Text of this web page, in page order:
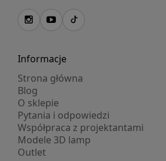
Informacje
Strona główna
Blog
O sklepie
Pytania i odpowiedzi
Współpraca z projektantami
Modele 3D lamp
Outlet